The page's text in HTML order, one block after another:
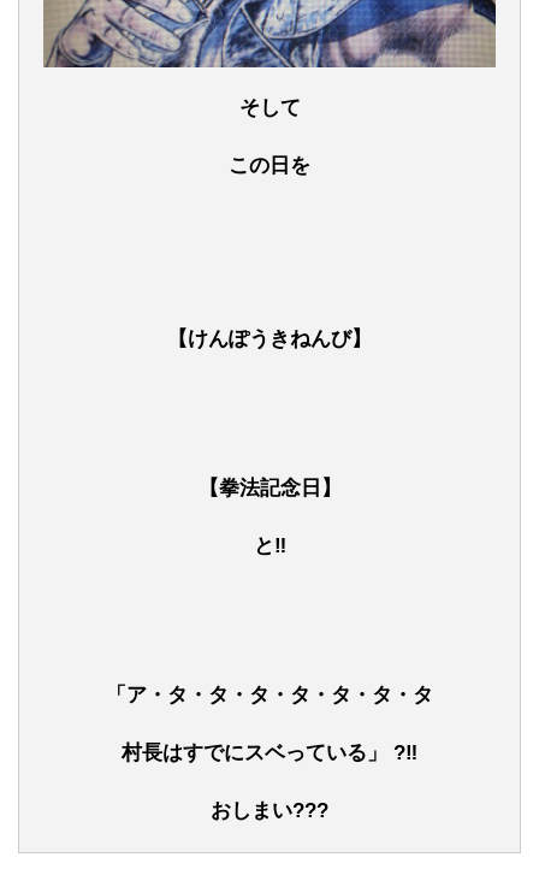
そして
この日を
【けんぽうきねんび】
【拳法記念日】
と‼
「ア・タ・タ・タ・タ・タ・タ・タ
村長はすでにスベっている 」 ?‼
おしまい???